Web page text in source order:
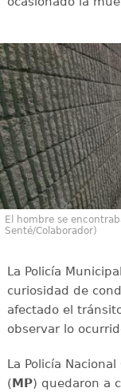
El hombre se
Senté/Colaborador)
La Policía
curiosidad de
afectado el
observar lo
La Policía Nacional
( MP) quedaron a